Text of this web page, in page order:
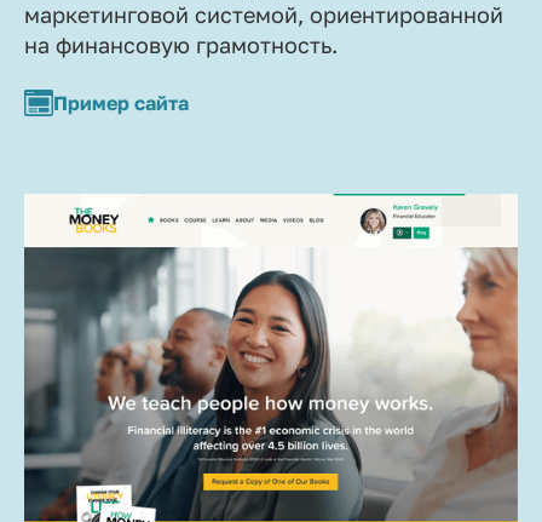
маркетинговой системой, ориентированной
на финансовую грамотность.
Пример сайта